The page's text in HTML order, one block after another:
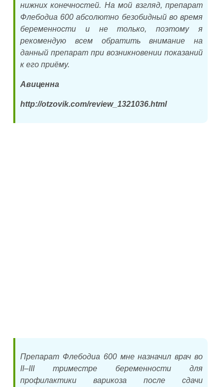
нижних конечностей. На мой взгляд, препарат
Флебодиа 600 абсолютно безобидный во время
беременности и не только, поэтому я
рекомендую всем обратить внимание на
данный препарат при возникновении показаний
к его приёму.
Авиценна
http://otzovik.com/review_1321036.html
Препарат Флебодиа 600 мне назначил врач во
II–III триместре беременности для
профилактики варикоза после сдачи